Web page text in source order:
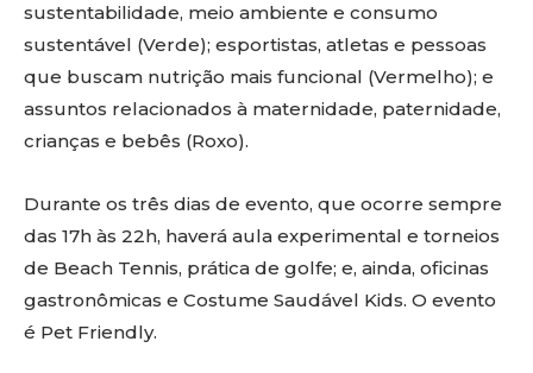
sustentabilidade, meio ambiente e consumo
sustentável (Verde); esportistas, atletas e pessoas
que buscam nutrição mais funcional (Vermelho); e
assuntos relacionados à maternidade, paternidade,
crianças e bebês (Roxo).
Durante os três dias de evento, que ocorre sempre
das 17h às 22h, haverá aula experimental e torneios
de Beach Tennis, prática de golfe; e, ainda, oficinas
gastronômicas e Costume Saudável Kids. O evento
é Pet Friendly.